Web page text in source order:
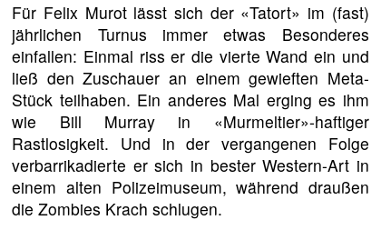
Für Felix Murot lässt sich der «Tatort» im (fast)
jährlichen Turnus immer etwas Besonderes
einfallen: Einmal riss er die vierte Wand ein und
ließ den Zuschauer an einem gewieften Meta-
Stück teilhaben. Ein anderes Mal erging es ihm
wie Bill Murray in «Murmeltier»-haftiger
Rastlosigkeit. Und in der vergangenen Folge
verbarrikadierte er sich in bester Western-Art in
einem alten Polizeimuseum, während draußen
die Zombies Krach schlugen.